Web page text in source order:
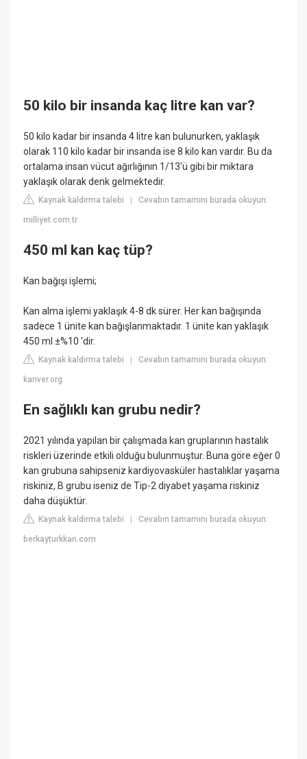
50 kilo bir insanda kaç litre kan var?
50 kilo kadar bir insanda 4 litre kan bulunurken, yaklaşık
olarak 110 kilo kadar bir insanda ise 8 kilo kan vardır. Bu da
ortalama insan vücut ağırlığının 1/13'ü gibi bir miktara
yaklaşık olarak denk gelmektedir.
Kaynak kaldırma talebi |Cevabın tamamını burada okuyun:
milliyet.com.tr
450 ml kan kaç tüp?
Kan bağışı işlemi;
Kan alma işlemi yaklaşık 4-8 dk sürer. Her kan bağışında
sadece 1 ünite kan bağışlanmaktadır. 1 ünite kan yaklaşık
450 ml ±%10 'dir.
Kaynak kaldırma talebi |Cevabın tamamını burada okuyun:
kanver.org
En sağlıklı kan grubu nedir?
2021 yılında yapılan bir çalışmada kan gruplarının hastalık
riskleri üzerinde etkili olduğu bulunmuştur. Buna göre eğer 0
kan grubuna sahipseniz kardiyovasküler hastalıklar yaşama
riskiniz, B grubu iseniz de Tip-2 diyabet yaşama riskiniz
daha düşüktür.
Kaynak kaldırma talebi |Cevabın tamamını burada okuyun:
berkayturkkan.com